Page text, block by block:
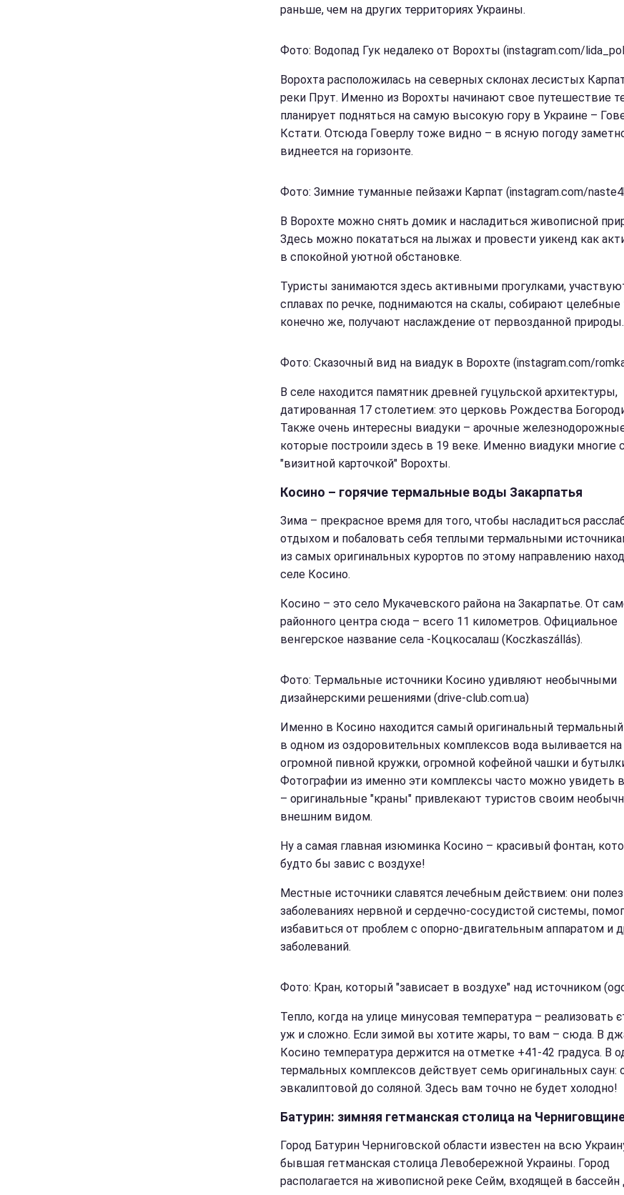
раньше, чем на других территориях Украины.
Фото: Водопад Гук недалеко от Ворохты (instagram.com/
Ворохта расположилась на северных склонах лесистых
реки Прут. Именно из Ворохты начинают свое путешествие
планирует подняться на самую высокую гору в Украине –
Кстати. Отсюда Говерлу тоже видно – в ясную погоду
виднеется на горизонте.
Фото: Зимние туманные пейзажи Карпат (instagram.com/
В Ворохте можно снять домик и насладиться живописной
Здесь можно покататься на лыжах и провести уикенд как
в спокойной уютной обстановке.
Туристы занимаются здесь активными прогулками,
сплавах по речке, поднимаются на скалы, собирают
конечно же, получают наслаждение от первозданной природы.
Фото: Сказочный вид на виадук в Ворохте (instagram.com/
В селе находится памятник древней гуцульской архитектуры,
датированная 17 столетием: это церковь Рождества
Также очень интересны виадуки – арочные
которые построили здесь в 19 веке. Именно виадуки многие
"визитной карточкой" Ворохты.
Косино – горячие термальные воды Закарпатья
Зима – прекрасное время для того, чтобы насладиться
отдыхом и побаловать себя теплыми термальными
из самых оригинальных курортов по этому направлению
селе Косино.
Косино – это село Мукачевского района на Закарпатье. От
районного центра сюда – всего 11 километров. Официальное
венгерское название села -Коцкосалаш (Koczkaszállás).
Фото: Термальные источники Косино удивляют необычными
дизайнерскими решениями (drive-club.com.ua)
Именно в Косино находится самый оригинальный термальный
в одном из оздоровительных комплексов вода выливается на
огромной пивной кружки, огромной кофейной чашки и
Фотографии из именно эти комплексы часто можно увидеть
– оригинальные "краны" привлекают туристов своим
внешним видом.
Ну а самая главная изюминка Косино – красивый фонтан,
будто бы завис с воздухе!
Местные источники славятся лечебным действием: они
заболеваниях нервной и сердечно-сосудистой системы,
избавиться от проблем с опорно-двигательным аппаратом и
заболеваний.
Фото: Кран, который "зависает в воздухе" над источником
Тепло, когда на улице минусовая температура – реализовать
уж и сложно. Если зимой вы хотите жары, то вам – сюда. В
Косино температура держится на отметке +41-42 градуса. В
термальных комплексов действует семь оригинальных саун:
эвкалиптовой до соляной. Здесь вам точно не будет холодно!
Батурин: зимняя гетманская столица на
Город Батурин Черниговской области известен на всю
бывшая гетманская столица Левобережной Украины. Город
располагается на живописной реке Сейм, входящей в бассейн